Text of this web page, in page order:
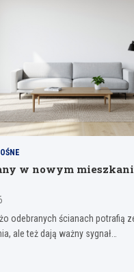
w nowym
odebranych ścianach potrafią
ale też dają ważny sygnał…